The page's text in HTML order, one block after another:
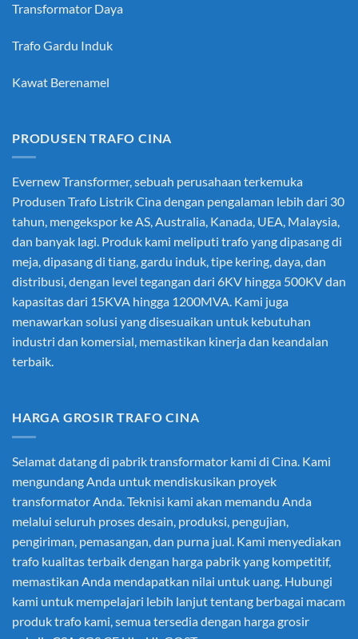
Transformator Daya
Trafo Gardu Induk
Kawat Berenamel
PRODUSEN TRAFO CINA
Evernew Transformer, sebuah perusahaan terkemuka
Produsen Trafo Listrik Cinadengan pengalaman lebih dari 30
tahun, mengekspor ke AS, Australia, Kanada, UEA, Malaysia,
dan banyak lagi. Produk kami meliputi trafo yang dipasang di
meja, dipasang di tiang, gardu induk, tipe kering, daya, dan
distribusi, dengan level tegangan dari 6KV hingga 500KV dan
kapasitas dari 15KVA hingga 1200MVA. Kami juga
menawarkan solusi yang disesuaikan untuk kebutuhan
industri dan komersial, memastikan kinerja dan keandalan
terbaik.
HARGA GROSIR TRAFO CINA
Selamat datang di pabrik transformator kami di Cina. Kami
mengundang Anda untuk mendiskusikan proyek
transformator Anda. Teknisi kami akan memandu Anda
melalui seluruh proses desain, produksi, pengujian,
pengiriman, pemasangan, dan purna jual. Kami menyediakan
trafo kualitas terbaik dengan harga pabrik yang kompetitif,
memastikan Anda mendapatkan nilai untuk uang. Hubungi
kami untuk mempelajari lebih lanjut tentang berbagai macam
produk trafo kami, semua tersedia dengan harga grosir